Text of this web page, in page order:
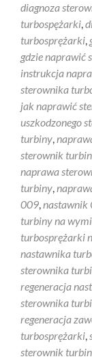
diagnoza
turbospężarki,
turbosprężarki,
gdzie naprawić
instrukcja
sterownika
jak naprawić
uszkodzonego
turbiny,
sterownik
naprawa
turbiny,
009,nastawnik
turbiny na
turbosprężarki
nastawnika
sterownika
regeneracja
sterownika
regeneracja
turbosprężarki,
sterownik